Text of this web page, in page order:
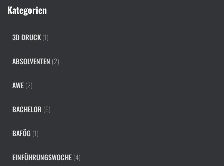
Kategorien
3D DRUCK(1)
ABSOLVENTEN (2)
AWE(2)
BACHELOR (6)
BAFÖG (1)
EINFÜHRUNGSWOCHE(4)